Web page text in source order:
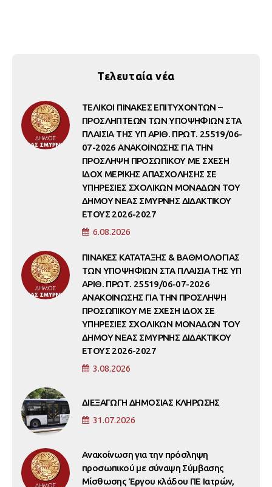
Τελευταία νέα
ΤΕΛΙΚΟΙ ΠΙΝΑΚΕΣ ΕΠΙΤΥΧΟΝΤΩΝ –
ΠΡΟΣΛΗΠΤΕΩΝ ΤΩΝ ΥΠΟΨΗΦΙΩΝ ΣΤΑ
ΠΛΑΙΣΙΑ ΤΗΣ ΥΠ ΑΡΙΘ. ΠΡΩΤ. 25519/06-
07-2026 ΑΝΑΚΟΙΝΩΣΗΣ ΓΙΑ ΤΗΝ
ΠΡΟΣΛΗΨΗ ΠΡΟΣΩΠΙΚΟΥ ΜΕ ΣΧΕΣΗ
ΙΔΟΧ ΜΕΡΙΚΗΣ ΑΠΑΣΧΟΛΗΣΗΣ ΣΕ
ΥΠΗΡΕΣΙΕΣ ΣΧΟΛΙΚΩΝ ΜΟΝΑΔΩΝ ΤΟΥ
ΔΗΜΟΥ ΝΕΑΣ ΣΜΥΡΝΗΣ ΔΙΔΑΚΤΙΚΟΥ
ΕΤΟΥΣ 2026-2027
6.08.2026
ΠΙΝΑΚΕΣ ΚΑΤΑΤΑΞΗΣ & ΒΑΘΜΟΛΟΓΙΑΣ
ΤΩΝ ΥΠΟΨΗΦΙΩΝ ΣΤΑ ΠΛΑΙΣΙΑ ΤΗΣ ΥΠ
ΑΡΙΘ. ΠΡΩΤ. 25519/06-07-2026
ΑΝΑΚΟΙΝΩΣΗΣ ΓΙΑ ΤΗΝ ΠΡΟΣΛΗΨΗ
ΠΡΟΣΩΠΙΚΟΥ ΜΕ ΣΧΕΣΗ ΙΔΟΧ ΣΕ
ΥΠΗΡΕΣΙΕΣ ΣΧΟΛΙΚΩΝ ΜΟΝΑΔΩΝ ΤΟΥ
ΔΗΜΟΥ ΝΕΑΣ ΣΜΥΡΝΗΣ ΔΙΔΑΚΤΙΚΟΥ
ΕΤΟΥΣ 2026-2027
3.08.2026
ΔΙΕΞΑΓΩΓΗ ΔΗΜΟΣΙΑΣ ΚΛΗΡΩΣΗΣ
31.07.2026
Ανακοίνωση για την πρόσληψη
προσωπικού με σύναψη Σύμβασης
Μίσθωσης Έργου κλάδου ΠΕ Ιατρών,